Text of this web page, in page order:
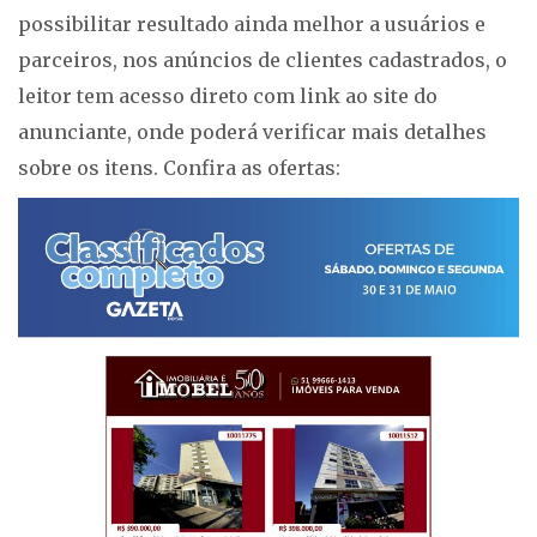
possibilitar resultado ainda melhor a usuários e
parceiros, nos anúncios de clientes cadastrados, o
leitor tem acesso direto com link ao site do
anunciante, onde poderá verificar mais detalhes
sobre os itens. Confira as ofertas: